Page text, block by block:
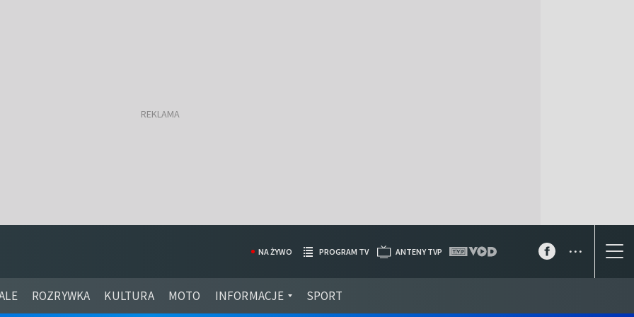
ROZRYWKA KULTURA MOTO INFORMACJE SPORT
NA ŻYWO PROGRAM TV ANTENY TVP ...